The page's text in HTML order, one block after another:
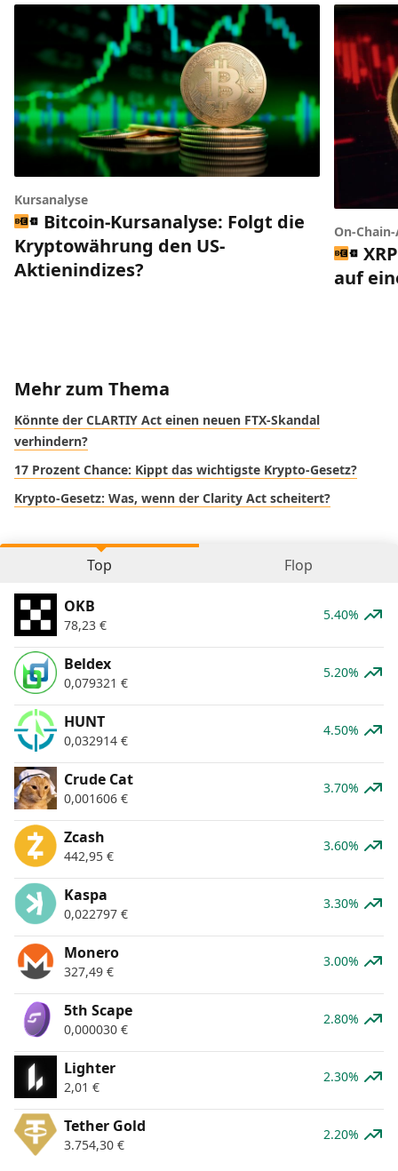
Kursanalyse
Bitcoin-Kursanalyse: Folgt die
Kryptowährung den US-
Aktienindizes?
On-
auf
Mehr zum Thema
Könnte der CLARTIY Act einen neuen FTX-Skandal
verhindern?
17 Prozent Chance: Kippt das wichtigste Krypto-Gesetz?
Krypto-Gesetz: Was, wenn der Clarity Act scheitert?
Top Flop
OKB
78,23 €
5.40%
Beldex
0,079321 €
5.20%
HUNT
0,032914 €
4.50%
Crude Cat
0,001606 €
3.70%
Zcash
442,95 €
3.60%
Kaspa
0,022797 €
3.30%
Monero
327,49 €
3.00%
5th Scape
0,000030 €
2.80%
Lighter
2,01 €
2.30%
Tether Gold
3.754,30 €
2.20%